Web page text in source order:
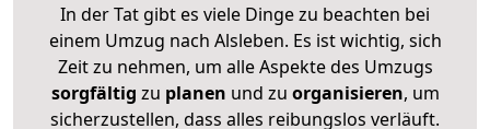
In der Tat gibt es viele Dinge zu beachten bei
einem Umzug nach Alsleben. Es ist wichtig, sich
Zeit zu nehmen, um alle Aspekte des Umzugs
sorgfältig zu planen und zu organisieren, um
sicherzustellen, dass alles reibungslos verläuft.